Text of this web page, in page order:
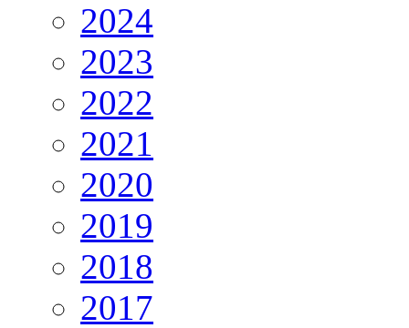
2024
2023
2022
2021
2020
2019
2018
2017